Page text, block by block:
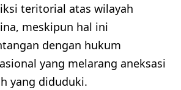
teritorial atas wilayah
meskipun hal ini
dengan hukum
yang melarang aneksasi
yang diduduki.